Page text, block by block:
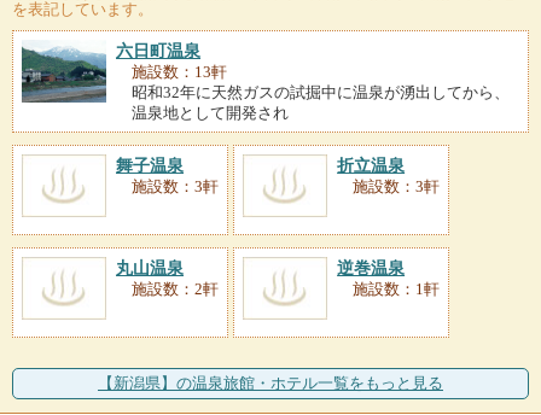
を表記しています。
六日町温泉
施設数：13軒
昭和32年に天然ガスの試掘中に温泉が湧出してから、
温泉地として開発され
舞子温泉
施設数：3軒
折立温泉
施設数：3軒
丸山温泉
施設数：2軒
逆巻温泉
施設数：1軒
【新潟県】の温泉旅館・ホテル一覧をもっと見る